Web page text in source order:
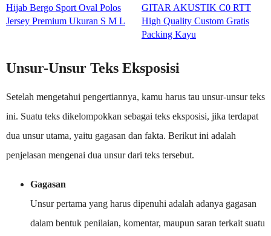
Hijab Bergo Sport Oval Polos
Jersey Premium Ukuran S M L
GITAR AKUSTIK C0 RTT
High Quality Custom Gratis
Packing Kayu
Unsur-Unsur Teks Eksposisi
Setelah mengetahui pengertiannya, kamu harus tau unsur-unsur teks
ini. Suatu teks dikelompokkan sebagai teks eksposisi, jika terdapat
dua unsur utama, yaitu gagasan dan fakta. Berikut ini adalah
penjelasan mengenai dua unsur dari teks tersebut.
Gagasan
Unsur pertama yang harus dipenuhi adalah adanya gagasan
dalam bentuk penilaian, komentar, maupun saran terkait suatu